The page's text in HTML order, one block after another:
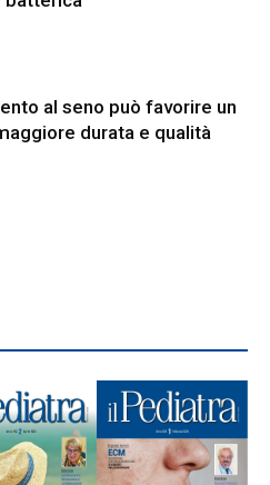
alla
trattamenti attraverso
ben tollerato anche dai
rappresenta un passo
tra assistenza e ricerca,
Per quanto molto
ed entusiasti di
lavoro che, come
al seno può favorire un
durata e qualità